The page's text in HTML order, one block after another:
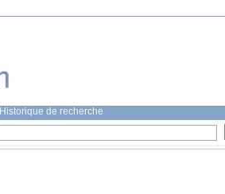
Historique de recherche